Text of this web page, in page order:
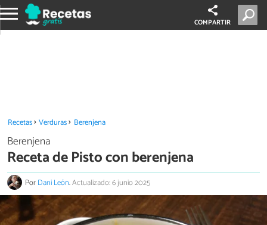
COMPARTIR
Recetas Verduras Berenjena
Berenjena
Receta de Pisto con berenjena
PorDani León.Actualizado: 6 junio 2025